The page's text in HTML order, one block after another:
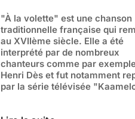
"À la volette" est une chanson
traditionnelle française qui
au XVIIème siècle. Elle a été
interprété par de nombreux
chanteurs comme par
Henri Dès et fut notamment
par la série télévisée